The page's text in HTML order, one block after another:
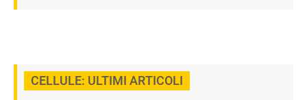
CELLULE: ULTIMI ARTICOLI